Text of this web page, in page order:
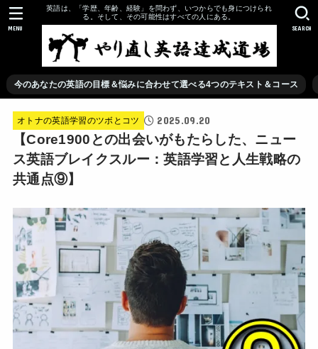
英語は、「学歴、年齢、経験」を問わず、いつからでも身につけられ
る。そして、その可能性はすべての人にある。
今のあなたの英語の目標＆悩みに合わせて選べる4つのテキスト＆コース
SEARCH
MENU
オトナの英語学習のツボとコツ 2025.09.20
【Core1900との出会いがもたらした、ニュー
ス英語ブレイクスルー：英語学習と人生戦略の
共通点⑨】